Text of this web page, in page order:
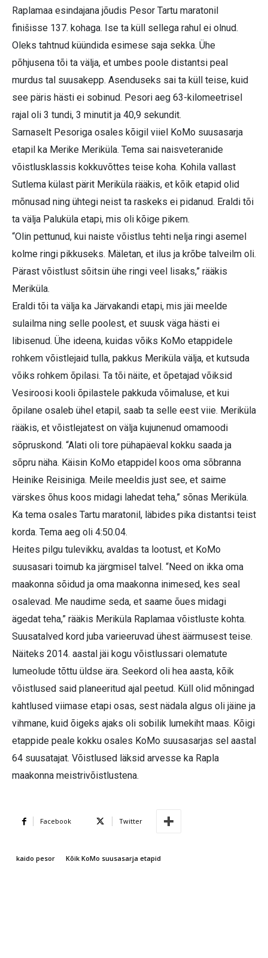
Raplamaa esindajana jõudis Pesor Tartu maratonil
finišisse 137. kohaga. Ise ta küll sellega rahul ei olnud.
Oleks tahtnud küündida esimese saja sekka. Ühe
põhjusena tõi ta välja, et umbes poole distantsi peal
murdus tal suusakepp. Asenduseks sai ta küll teise, kuid
see päris hästi ei sobinud. Pesori aeg 63-kilomeetrisel
rajal oli 3 tundi, 3 minutit ja 40,9 sekundit.
Sarnaselt Pesoriga osales kõigil viiel KoMo suusasarja
etapil ka Merike Meriküla. Tema sai naisveteranide
võistlusklassis kokkuvõttes teise koha. Kohila vallast
Sutlema külast pärit Meriküla rääkis, et kõik etapid olid
mõnusad ning ühtegi neist ta raskeks ei pidanud. Eraldi tõi
ta välja Paluküla etapi, mis oli kõige pikem.
“Olin pettunud, kui naiste võistlus tehti nelja ringi asemel
kolme ringi pikkuseks. Mäletan, et ilus ja krõbe talveilm oli.
Pärast võistlust sõitsin ühe ringi veel lisaks,” rääkis
Meriküla.
Eraldi tõi ta välja ka Järvakandi etapi, mis jäi meelde
sulailma ning selle poolest, et suusk väga hästi ei
libisenud. Ühe ideena, kuidas võiks KoMo etappidele
rohkem võistlejaid tulla, pakkus Meriküla välja, et kutsuda
võiks rohkem õpilasi. Ta tõi näite, et õpetajad võiksid
Vesiroosi kooli õpilastele pakkuda võimaluse, et kui
õpilane osaleb ühel etapil, saab ta selle eest viie. Meriküla
rääkis, et võistlejatest on välja kujunenud omamoodi
sõpruskond. “Alati oli tore pühapäeval kokku saada ja
sõpru näha. Käisin KoMo etappidel koos oma sõbranna
Heinike Reisiniga. Meile meeldis just see, et saime
värskes õhus koos midagi lahedat teha,” sõnas Meriküla.
Ka tema osales Tartu maratonil, läbides pika distantsi teist
korda. Tema aeg oli 4:50.04.
Heites pilgu tulevikku, avaldas ta lootust, et KoMo
suusasari toimub ka järgmisel talvel. “Need on ikka oma
maakonna sõidud ja oma maakonna inimesed, kes seal
osalevad. Me naudime seda, et saame õues midagi
ägedat teha,” rääkis Meriküla Raplamaa võistluste kohta.
Suusatalved kord juba varieeruvad ühest äärmusest teise.
Näiteks 2014. aastal jäi kogu võistlussari olematute
lumeolude tõttu üldse ära. Seekord oli hea aasta, kõik
võistlused said planeeritud ajal peetud. Küll olid mõningad
kahtlused viimase etapi osas, sest nädala algus oli jäine ja
vihmane, kuid õigeks ajaks oli sobilik lumekiht maas. Kõigi
etappide peale kokku osales KoMo suusasarjas sel aastal
64 suusatajat. Võistlused läksid arvesse ka Rapla
maakonna meistrivõistlustena.
Facebook Twitter
kaido pesor Kõik KoMo suusasarja etapid